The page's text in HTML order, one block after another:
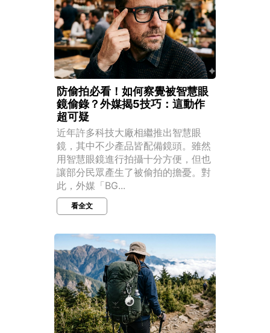
防偷拍必看！如何察覺被智慧眼
鏡偷錄？外媒揭5技巧：這動作
超可疑
近年許多科技大廠相繼推出智慧眼
鏡，其中不少產品皆配備鏡頭。雖然
用智慧眼鏡進行拍攝十分方便，但也
讓部分民眾產生了被偷拍的擔憂。對
此，外媒「BG...
看全文